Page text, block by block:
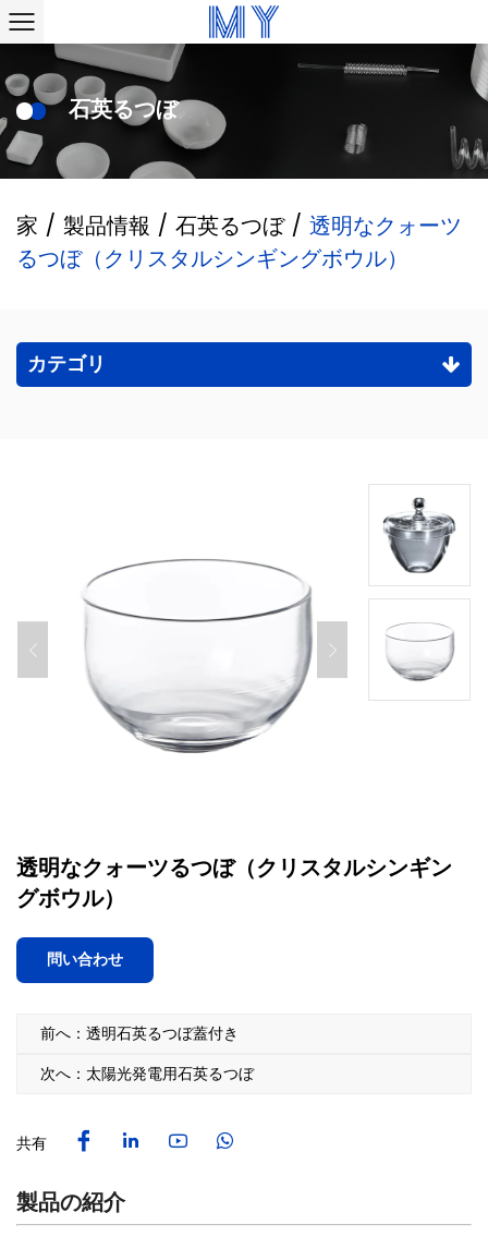
石英るつぼ
家 / 製品情報 / 石英るつぼ/ 透明なクォーツ
るつぼ（クリスタルシンギングボウル）
カテゴリ
透明なクォーツるつぼ（クリスタルシンギン
グボウル）
問い合わせ
前へ：透明石英るつぼ蓋付き
次へ：太陽光発電用石英るつぼ
共有
製品の紹介